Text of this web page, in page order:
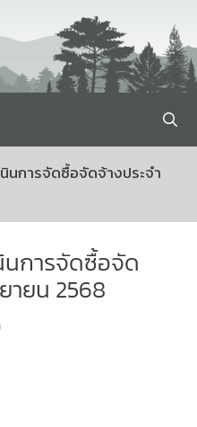
นการจัดซื้อจัดจ้างประจำ
นการจัดซื้อจัด
ายน 2568